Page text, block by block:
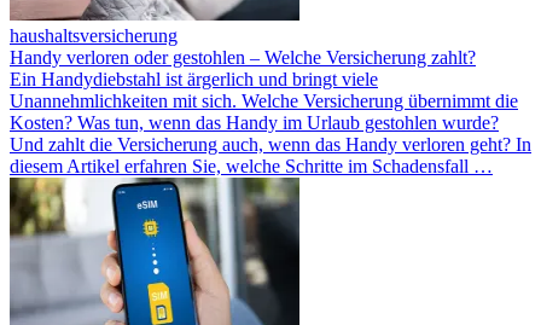
haushaltsversicherung
Handy verloren oder gestohlen – Welche Versicherung zahlt?
Ein Handydiebstahl ist ärgerlich und bringt viele
Unannehmlichkeiten mit sich. Welche Versicherung übernimmt die
Kosten? Was tun, wenn das Handy im Urlaub gestohlen wurde?
Und zahlt die Versicherung auch, wenn das Handy verloren geht? In
diesem Artikel erfahren Sie, welche Schritte im Schadensfall …